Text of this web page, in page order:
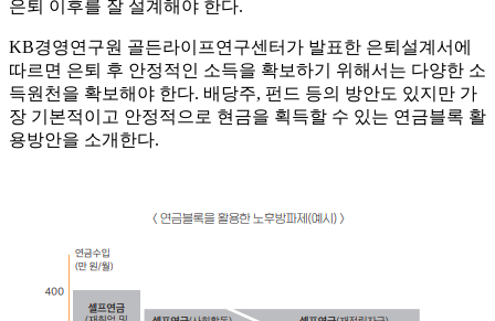
은퇴 이후를 잘 설계해야 한다.
KB경영연구원 골든라이프연구센터가 발표한 은퇴설계서에
따르면 은퇴 후 안정적인 소득을 확보하기 위해서는 다양한 소
득원천을 확보해야 한다. 배당주, 펀드 등의 방안도 있지만 가
장 기본적이고 안정적으로 현금을 획득할 수 있는 연금블록 활
용방안을 소개한다.